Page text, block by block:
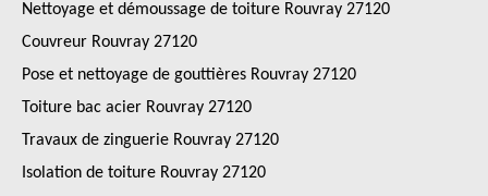
Nettoyage et démoussage de toiture Rouvray 27120
Couvreur Rouvray 27120
Pose et nettoyage de gouttières Rouvray 27120
Toiture bac acier Rouvray 27120
Travaux de zinguerie Rouvray 27120
Isolation de toiture Rouvray 27120